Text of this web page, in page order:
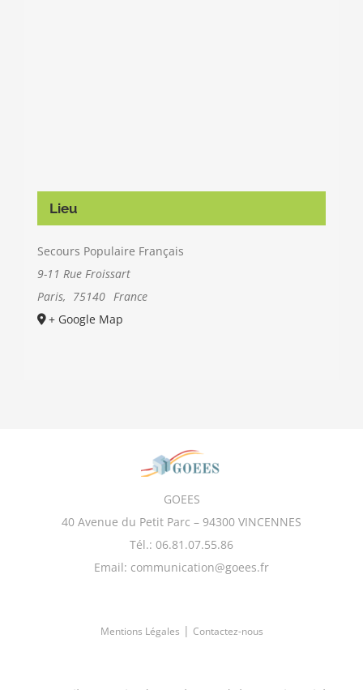
Lieu
Secours Populaire Français
9-11 Rue Froissart
Paris, 75140 France
+ Google Map
GOEES
40 Avenue du Petit Parc – 94300 VINCENNES
Tél.: 06.81.07.55.86
Email: communication@goees.fr
Mentions Légales | Contactez-nous